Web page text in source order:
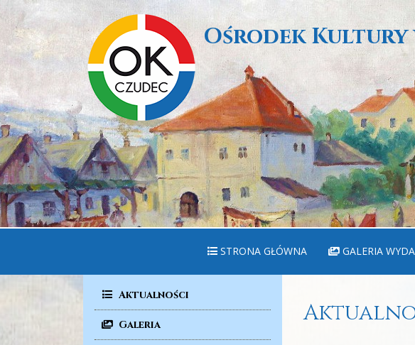
Ośrodek Kultury
STRONA GŁÓWNA GALERIA
Aktualności
Galeria